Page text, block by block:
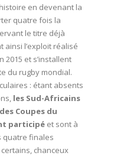
en devenant la
quatre fois la
le titre déjà
ainsi l’exploit réalisé
2015 et s’installent
du rugby mondial.
: étant absents
les Sud-Africains
Coupes du
participé et sont à
quatre finales
chanceux